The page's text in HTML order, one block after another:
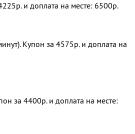
и доплата на месте: 6500р.
Купон за 4575р. и доплата на
за 4400р. и доплата на месте: